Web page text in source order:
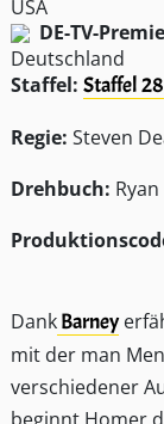
DE-TV-
Staffel: Staffel 28
Regie: Steven
Drehbuch:
DankBarney
mit der man
verschiedener